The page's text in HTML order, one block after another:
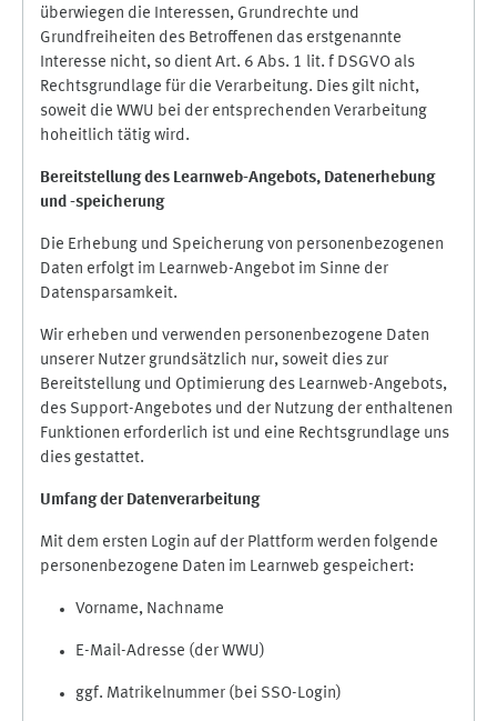
überwiegen die Interessen, Grundrechte und
Grundfreiheiten des Betroffenen das erstgenannte
Interesse nicht, so dient Art. 6 Abs. 1 lit. f DSGVO als
Rechtsgrundlage für die Verarbeitung. Dies gilt nicht,
soweit die WWU bei der entsprechenden Verarbeitung
hoheitlich tätig wird.
Bereitstellung des Learnweb-Angebots, Datenerhebung
und -speicherung
Die Erhebung und Speicherung von personenbezogenen
Daten erfolgt im Learnweb-Angebot im Sinne der
Datensparsamkeit.
Wir erheben und verwenden personenbezogene Daten
unserer Nutzer grundsätzlich nur, soweit dies zur
Bereitstellung und Optimierung des Learnweb-Angebots,
des Support-Angebotes und der Nutzung der enthaltenen
Funktionen erforderlich ist und eine Rechtsgrundlage uns
dies gestattet.
Umfang der Datenverarbeitung
Mit dem ersten Login auf der Plattform werden folgende
personenbezogene Daten im Learnweb gespeichert:
Vorname, Nachname
E-Mail-Adresse (der WWU)
ggf. Matrikelnummer (bei SSO-Login)